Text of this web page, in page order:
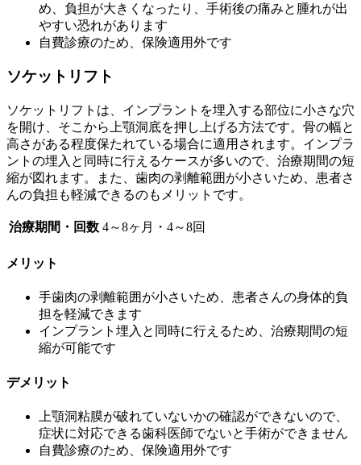
め、負担が大きくなったり、手術後の痛みと腫れが出
やすい恐れがあります
自費診療のため、保険適用外です
ソケットリフト
ソケットリフトは、インプラントを埋入する部位に小さな穴
を開け、そこから上顎洞底を押し上げる方法です。骨の幅と
高さがある程度保たれている場合に適用されます。インプラ
ントの埋入と同時に行えるケースが多いので、治療期間の短
縮が図れます。また、歯肉の剥離範囲が小さいため、患者さ
んの負担も軽減できるのもメリットです。
治療期間・回数 4～8ヶ月・4～8回
メリット
手歯肉の剥離範囲が小さいため、患者さんの身体的負
担を軽減できます
インプラント埋入と同時に行えるため、治療期間の短
縮が可能です
デメリット
上顎洞粘膜が破れていないかの確認ができないので、
症状に対応できる歯科医師でないと手術ができません
自費診療のため、保険適用外です